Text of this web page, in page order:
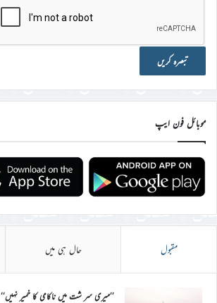
موبائل فون ایپ
مقبول حال ہی میں
’’میری سر شت میں ناکامی کا خمیر نہیں‘‘